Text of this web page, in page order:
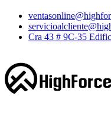
Cra 43 # 9C-35